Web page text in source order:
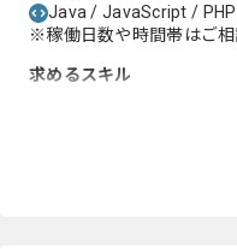
Java / JavaScript /
※稼働日数や時間帯はご相
求めるスキル